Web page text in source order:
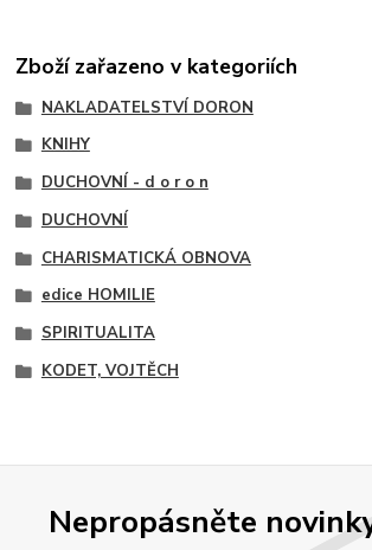
Zboží zařazeno v kategoriích
NAKLADATELSTVÍ DORON
KNIHY
DUCHOVNÍ - d o r o n
DUCHOVNÍ
CHARISMATICKÁ OBNOVA
edice HOMILIE
SPIRITUALITA
KODET, VOJTĚCH
Nepropásněte